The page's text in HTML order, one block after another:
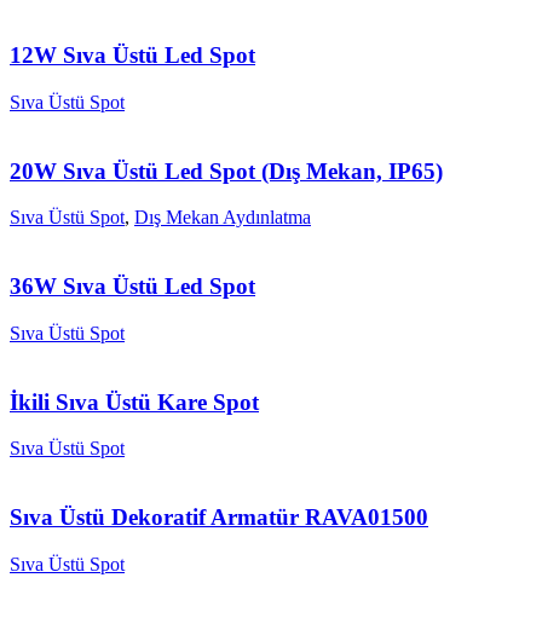
12W Sıva Üstü Led Spot
Sıva Üstü Spot
20W Sıva Üstü Led Spot (Dış Mekan, IP65)
Sıva Üstü Spot, Dış Mekan Aydınlatma
36W Sıva Üstü Led Spot
Sıva Üstü Spot
İkili Sıva Üstü Kare Spot
Sıva Üstü Spot
Sıva Üstü Dekoratif Armatür RAVA01500
Sıva Üstü Spot